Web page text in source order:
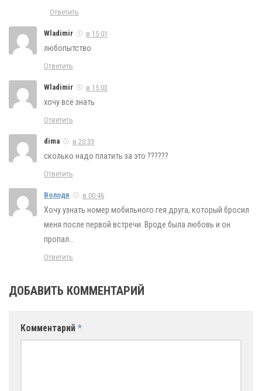
Ответить
Wladimir в 15:01
любопытство
Ответить
Wladimir в 15:03
хочу всё знать
Ответить
dima в 20:33
сколько надо платить за это ??????
Ответить
Володя в 00:46
Хочу узнать номер мобильного гея друга, который бросил
меня после первой встречи. Вроде была любовь и он
пропал…
Ответить
ДОБАВИТЬ КОММЕНТАРИЙ
Комментарий *